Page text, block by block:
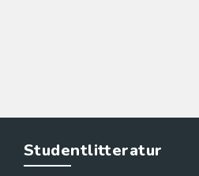
Studentlitteratur